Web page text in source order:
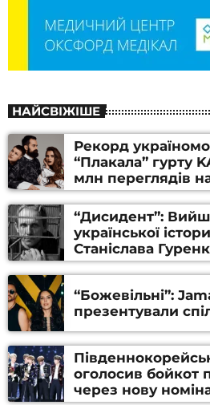
НАЙСВІЖІШЕ
Рекорд
“Плакала” гурту
млн переглядів
“Дисидент”:
української
Станіслава
Алфьорова
“Божевільні”:
презентували
оголосив бойкот
через нову